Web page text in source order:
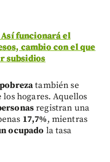
Así funcionará el
cambio con el que
subsidios
también se
hogares. Aquellos
registran una
17,7%, mientras
ocupado la tasa